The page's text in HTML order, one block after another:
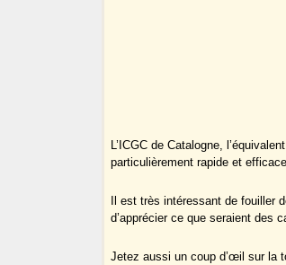
L’ICGC de Catalogne,
particulièrement rapide et
Il est très intéressant de fouiller
d’apprécier ce que seraient des
Jetez aussi un coup d’œil sur la